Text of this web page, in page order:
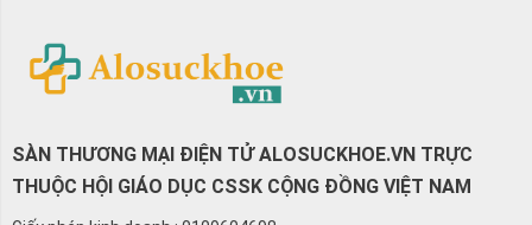
SÀN THƯƠNG MẠI ĐIỆN TỬ ALOSUCKHOE.VN TRỰC
THUỘC HỘI GIÁO DỤC CSSK CỘNG ĐỒNG VIỆT NAM